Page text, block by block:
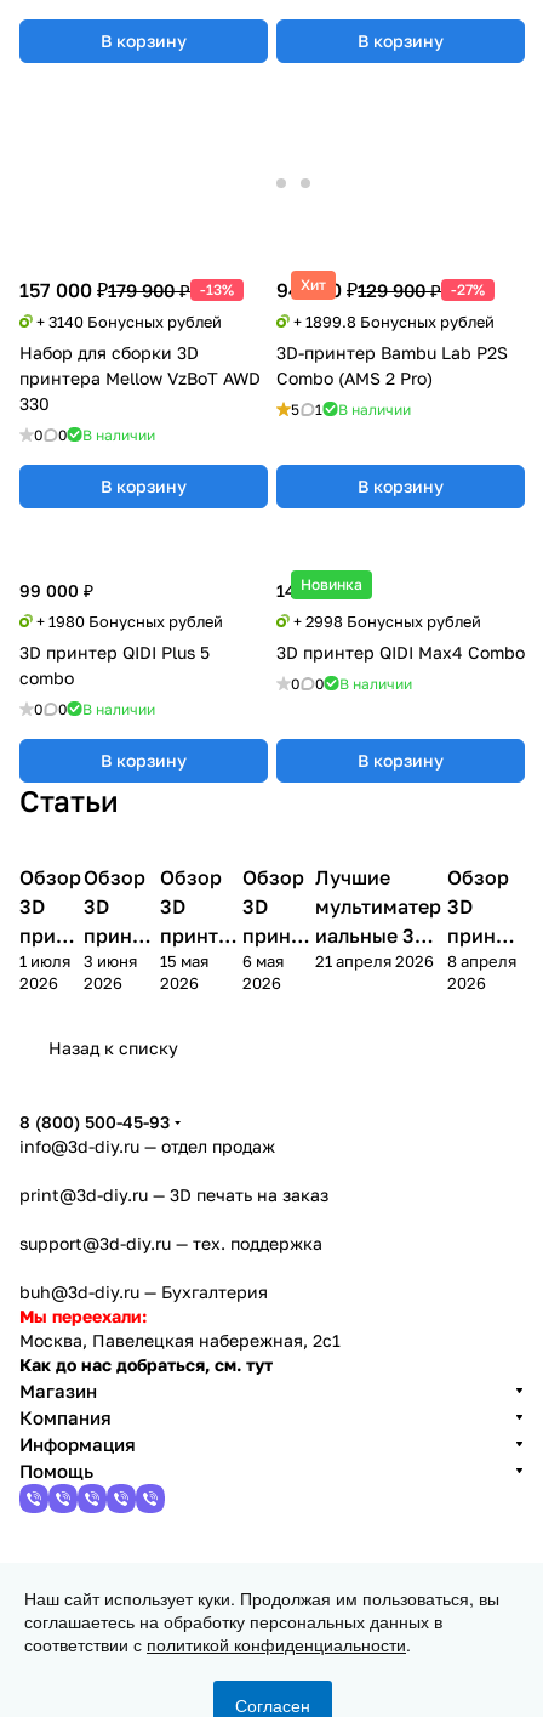
В корзину В корзину
157 000 ₽179 900 ₽ -13%
+ 3140 Бонусных рублей
Набор для cборки 3D
принтера Mellow VzBoT AWD
330
0 0 В наличии
В корзину
Хит
94 990 ₽129 900 ₽ -27%
+ 1899.8 Бонусных рублей
3D-принтер Bambu Lab P2S
Combo (AMS 2 Pro)
5 1 В наличии
В корзину
99 000 ₽
+ 1980 Бонусных рублей
3D принтер QIDI Plus 5
combo
0 0 В наличии
В корзину
Новинка
149 900 ₽
+ 2998 Бонусных рублей
3D принтер QIDI Max4 Combo
0 0 В наличии
В корзину
Статьи
3D
принтеры
Обзор
3D
принт
ера
Bamb
1 июля
2026
3D
принтеры
Обзор
3D
принте
ра
Anycubi
4
3 июня
2026
3D
принтеры
Обзор
3D
принтер
а
FlashFo
Creator
15 мая
2026
3D
принтеры
Обзор
3D
принте
ра
Bambu
6 мая
2026
3D принтеры
Лучшие
мультиматер
иальные 3D
принтеры на
21 апреля 2026
3D
Обзор
3D
принте
ра
FlashF
8 апреля
2026
Назад к списку
Корзина Избранные
8 (800) 500-45-93
info@3d-diy.ru — отдел продаж
print@3d-diy.ru — 3D печать на заказ
support@3d-diy.ru — тех. поддержка
buh@3d-diy.ru — Бухгалтерия
Мы переехали:
Москва, Павелецкая набережная, 2с1
Как до нас добраться, см. тут
Магазин
Компания
Информация
Помощь
комплектующих для 3D принтеров, ЧПУ станков и
робототехники
Конфиденциальность
Оферта
Наш сайт использует куки. Продолжая им пользоваться, вы
соглашаетесь на обработку персональных данных в
соответствии с политикой конфиденциальности.
Согласен